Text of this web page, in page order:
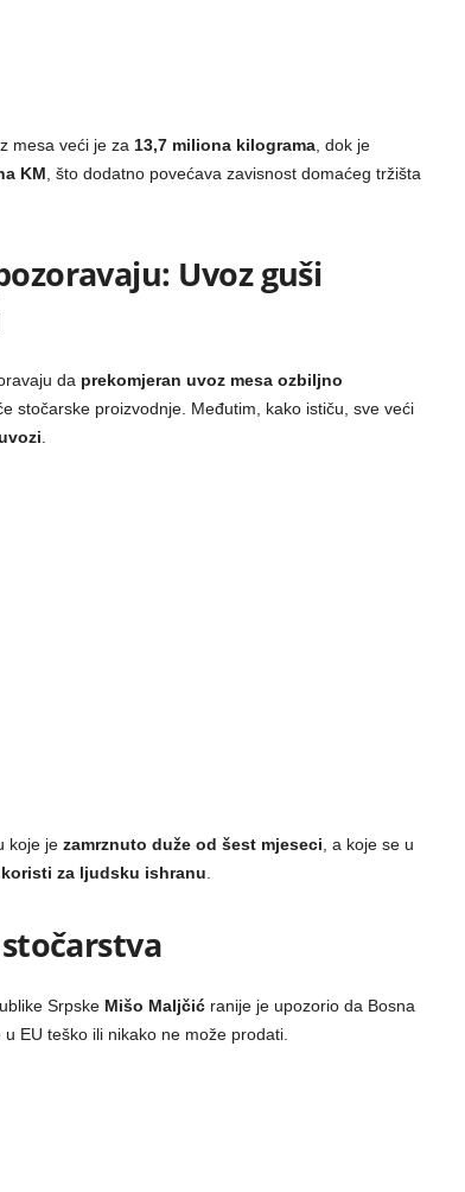
mesa veći je za 13,7 miliona kilograma, dok je
KM , što dodatno povećava zavisnost domaćeg tržišta
Uvoz guši
da prekomjeran uvoz mesa ozbiljno
stočarske proizvodnje. Međutim, kako ističu, sve veći
koje je zamrznuto duže od šest mjeseci , a koje se u
za ljudsku ishranu
Srpske Mišo Maljčićranije je upozorio da Bosna
EU teško ili nikako ne može prodati.